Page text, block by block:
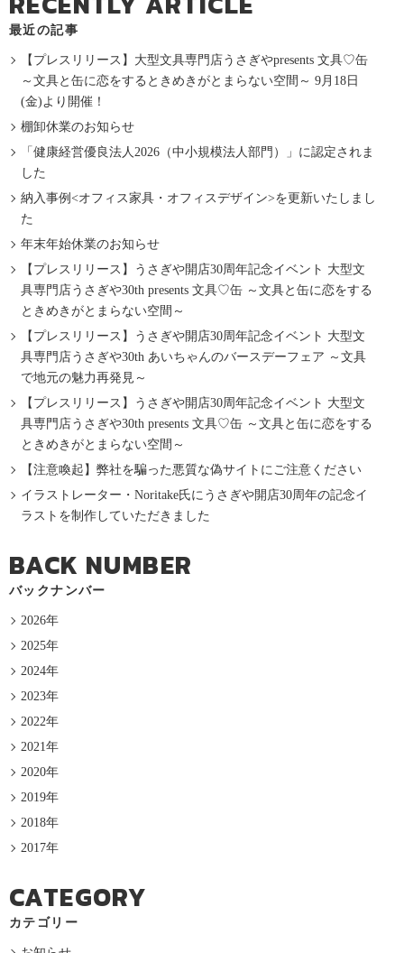
最近の記事
【プレスリリース】大型文具専門店うさぎやpresents 文具♡缶
～文具と缶に恋をするときめきがとまらない空間～ 9月18日
(金)より開催！
棚卸休業のお知らせ
「健康経営優良法人2026（中小規模法人部門）」に認定されま
した
納入事例<オフィス家具・オフィスデザイン>を更新いたしまし
た
年末年始休業のお知らせ
【プレスリリース】うさぎや開店30周年記念イベント 大型文
具専門店うさぎや30th presents 文具♡缶 ～文具と缶に恋をする
ときめきがとまらない空間～
【プレスリリース】うさぎや開店30周年記念イベント 大型文
具専門店うさぎや30th あいちゃんのバースデーフェア ～文具
で地元の魅力再発見～
【プレスリリース】うさぎや開店30周年記念イベント 大型文
具専門店うさぎや30th presents 文具♡缶 ～文具と缶に恋をする
ときめきがとまらない空間～
【注意喚起】弊社を騙った悪質な偽サイトにご注意ください
イラストレーター・Noritake氏にうさぎや開店30周年の記念イ
ラストを制作していただきました
BACK NUMBER
バックナンバー
2026年
2025年
2024年
2023年
2022年
2021年
2020年
2019年
2018年
2017年
CATEGORY
カテゴリー